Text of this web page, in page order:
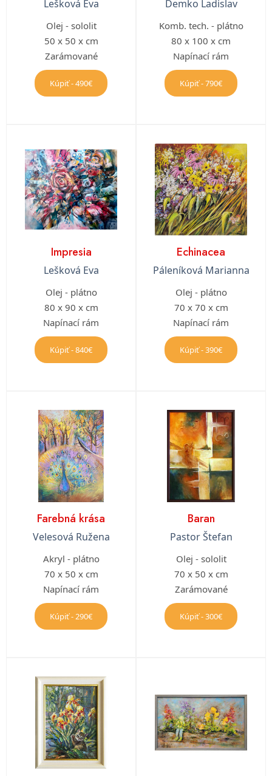
Lešková Eva
Olej - sololit
50 x 50 x cm
Zarámované
Kúpiť - 490€
Demko Ladislav
Komb. tech. - plátno
80 x 100 x cm
Napínací rám
Kúpiť - 790€
Impresia
Lešková Eva
Olej - plátno
80 x 90 x cm
Napínací rám
Kúpiť - 840€
Echinacea
Páleníková Marianna
Olej - plátno
70 x 70 x cm
Napínací rám
Kúpiť - 390€
Farebná krása
Velesová Ružena
Akryl - plátno
70 x 50 x cm
Napínací rám
Kúpiť - 290€
Baran
Pastor Štefan
Olej - sololit
70 x 50 x cm
Zarámované
Kúpiť - 300€